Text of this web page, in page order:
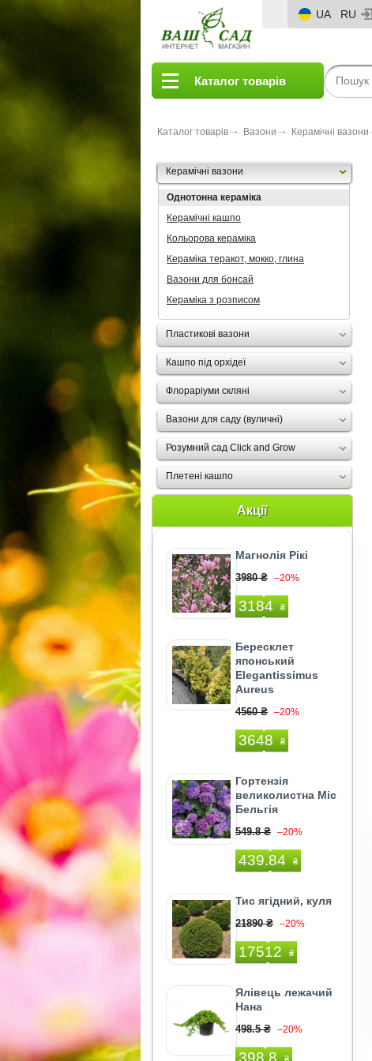
UA RU
Каталог товарів
Каталог товарів Вазони Керамічні вазони
Керамічні вазони
Однотонна кераміка
Керамічні кашпо
Кольорова кераміка
Кераміка теракот, мокко, глина
Вазони для бонсай
Кераміка з розписом
Пластикові вазони
Кашпо під орхідеї
Флораріуми скляні
Вазони для саду (вуличні)
Розумний сад Click and Grow
Плетені кашпо
Акції
Магнолія Рікі
3980 ₴ –20%
3184 ₴
Бересклет
японський
Elegantissimus
Aureus
4560 ₴ –20%
3648 ₴
Гортензія
великолистна Міс
Бельгія
549.8 ₴ –20%
439.84 ₴
Тис ягідний, куля
21890 ₴ –20%
17512 ₴
Ялівець лежачий
Нана
498.5 ₴ –20%
398.8 ₴